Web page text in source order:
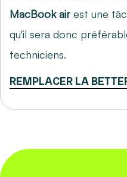
MacBook airest une
qu'il sera donc
techniciens.
REMPLACER LA